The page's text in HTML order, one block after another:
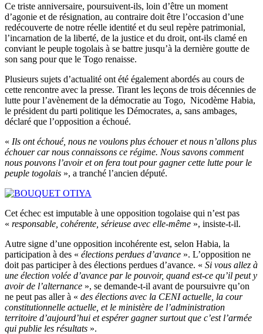
Ce triste anniversaire, poursuivent-ils, loin d’être un moment
d’agonie et de résignation, au contraire doit être l’occasion d’une
redécouverte de notre réelle identité et du seul repère patrimonial,
l’incarnation de la liberté, de la justice et du droit, ont-ils clamé en
conviant le peuple togolais à se battre jusqu’à la dernière goutte de
son sang pour que le Togo renaisse.
Plusieurs sujets d’actualité ont été également abordés au cours de
cette rencontre avec la presse. Tirant les leçons de trois décennies de
lutte pour l’avènement de la démocratie au Togo, Nicodème Habia,
le président du parti politique les Démocrates, a, sans ambages,
déclaré que l’opposition a échoué.
« Ils ont échoué, nous ne voulons plus échouer et nous n’allons plus
échouer car nous connaissons ce régime. Nous savons comment
nous pouvons l’avoir et on fera tout pour gagner cette lutte pour le
peuple togolais », a tranché l’ancien député.
Cet échec est imputable à une opposition togolaise qui n’est pas
« responsable, cohérente, sérieuse avec elle-même », insiste-t-il.
Autre signe d’une opposition incohérente est, selon Habia, la
participation à des « élections perdues d’avance ». L’opposition ne
doit pas participer à des élections perdues d’avance. « Si vous allez à
une élection volée d’avance par le pouvoir, quand est-ce qu’il peut y
avoir de l’alternance », se demande-t-il avant de poursuivre qu’on
ne peut pas aller à « des élections avec la CENI actuelle, la cour
constitutionnelle actuelle, et le ministère de l’administration
territoire d’aujourd’hui et espérer gagner surtout que c’est l’armée
qui publie les résultats ».